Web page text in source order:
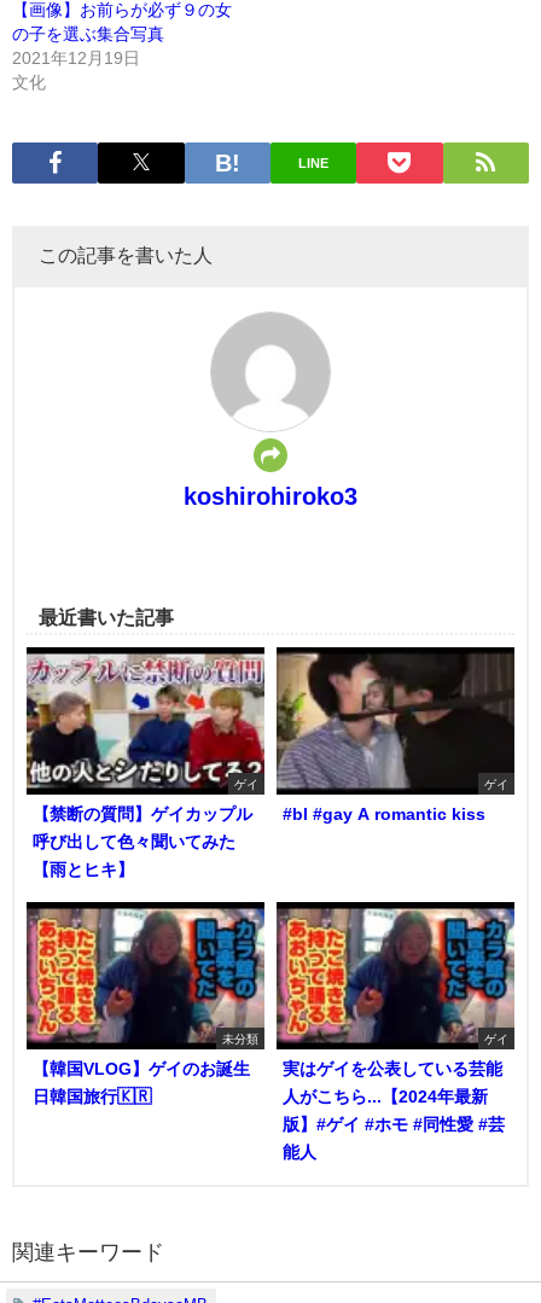
【画像】お前らが必ず９の女
の子を選ぶ集合写真
2021年12月19日
文化
LINE
この記事を書いた人
koshirohiroko3
最近書いた記事
ゲイ
【禁断の質問】ゲイカップル
呼び出して色々聞いてみた
【雨とヒキ】
ゲイ
#bl #gay A romantic kiss
未分類
【韓国VLOG】ゲイのお誕生
日韓国旅行🇰🇷
ゲイ
実はゲイを公表している芸能
人がこちら...【2024年最新
版】#ゲイ #ホモ #同性愛 #芸
能人
関連キーワード